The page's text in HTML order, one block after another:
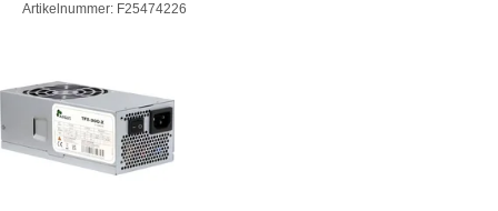
Artikelnummer: F25474226